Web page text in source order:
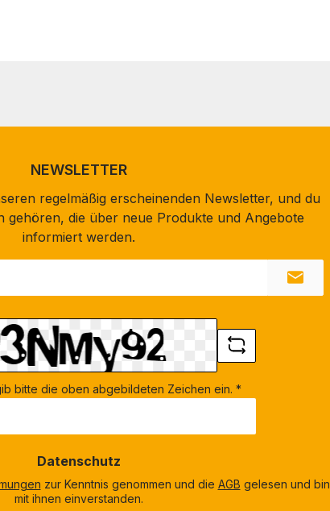
NEWSLETTER
regelmäßig erscheinenden Newsletter, und du
gehören, die über neue Produkte und Angebote
informiert werden.
bitte die oben abgebildeten Zeichen ein. *
Datenschutz
zur Kenntnis genommen und die AGB gelesen und bin
mit ihnen einverstanden.